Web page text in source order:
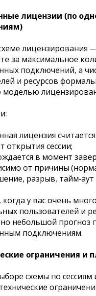
лицензии (по
лицензирования —
за максимальное
подключений, а
и ресурсов
моделью
лицензия
открытия сессии;
в момент
от причины
разрыв, тайм‑аут
у вас очень много
пользователей и
небольшой прогноз
подключениям.
ограничения и
схемы по сессиям